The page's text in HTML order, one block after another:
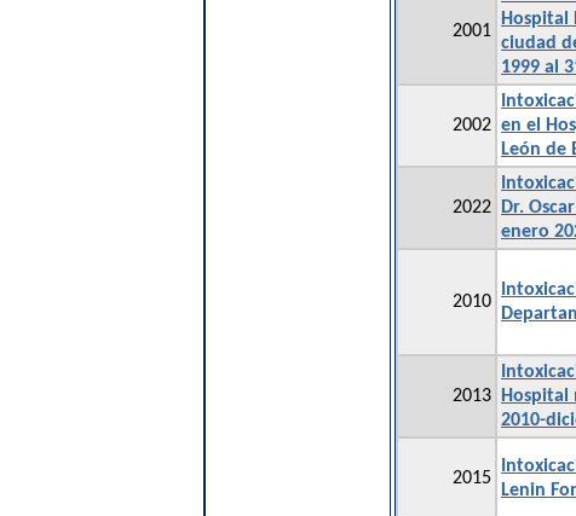
2001
Hospital
ciudad
1999 al
2002 en el
León de
2022 Dr.
enero
2010
2013 Hospital
2010-
2015
Lenin